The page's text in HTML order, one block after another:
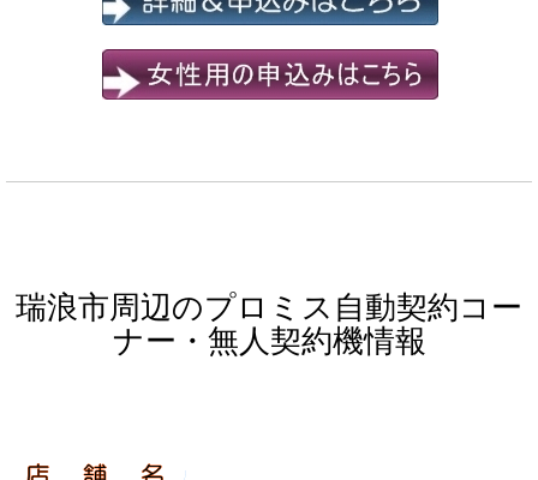
瑞浪市周辺のプロミス自動契約コー
ナー・無人契約機情報